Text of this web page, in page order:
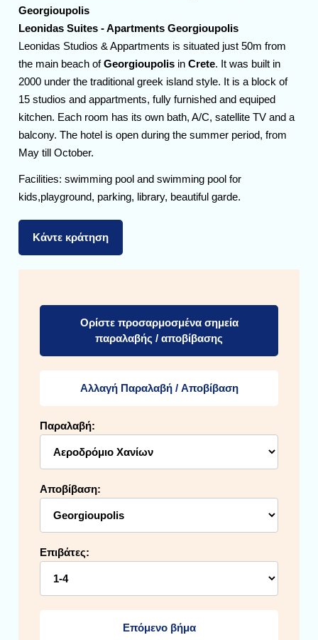
Georgioupolis
Leonidas Suites - Apartments Georgioupolis
Leonidas Studios & Appartments is situated just 50m from
the main beach ofGeorgioupolis inCrete. It was built in
2000 under the traditional greek island style. It is a block of
15 studios and appartments, fully furnished and equiped
kitchen. Each room has its own bath, A/C, satellite TV and a
balcony. The hotel is open during the summer period, from
May till October.
Facilities: swimming pool and swimming pool for
kids,playground, parking, library, beautiful garde.
Κάντε κράτηση
Ορίστε προσαρμοσμένα σημεία
παραλαβής / αποβίβασης
Αλλαγή Παραλαβή / Αποβίβαση
Παραλαβή:
Αποβίβαση:
Επιβάτες:
Επόμενο βήμα